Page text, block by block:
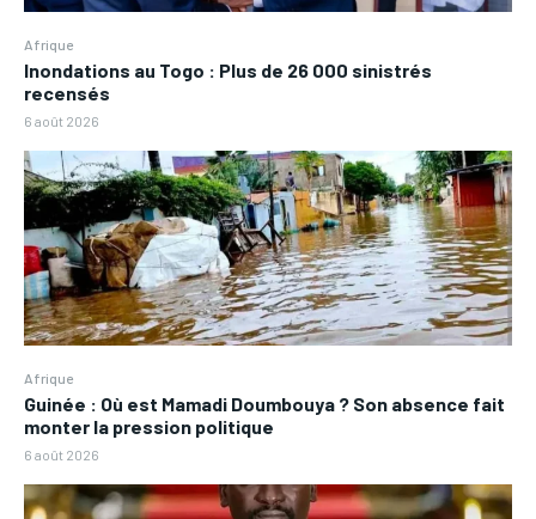
Afrique
Inondations au Togo : Plus de 26 000 sinistrés
recensés
6 août 2026
Afrique
Guinée : Où est Mamadi Doumbouya ? Son absence fait
monter la pression politique
6 août 2026